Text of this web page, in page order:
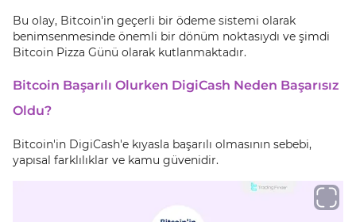
Bu olay, Bitcoin'in geçerli bir ödeme sistemi olarak
benimsenmesinde önemli bir dönüm noktasıydı ve şimdi
Bitcoin Pizza Günü olarak kutlanmaktadır.
Bitcoin Başarılı Olurken DigiCash Neden Başarısız
Oldu?
Bitcoin'in DigiCash'e kıyasla başarılı olmasının sebebi,
yapısal farklılıklar ve kamu güvenidir.